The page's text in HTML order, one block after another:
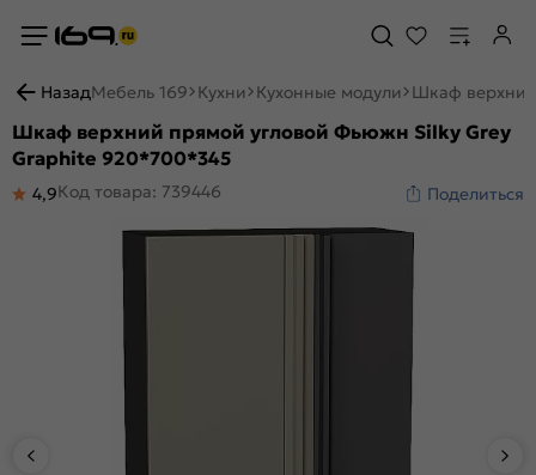
НазадМебель 169 Кухни Кухонные модули Шкаф
Шкаф верхний прямой угловой Фьюжн Silky Grey
Graphite 920*700*345
4,9Код товара: 739446 Поделиться